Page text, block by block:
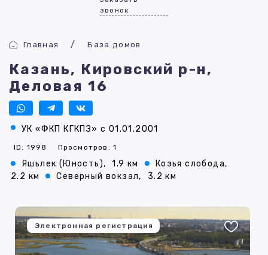
звонок
Главная База домов
Казань, Кировский р-н,
Деловая 16
УК «ФКП КГКПЗ» с 01.01.2001
ID: 1998 Просмотров: 1
Яшьлек (Юность), 1.9 км
Козья слобода,
2.2 км
Северный вокзал, 3.2 км
Электронная регистрация